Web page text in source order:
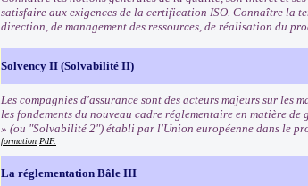
satisfaire aux exigences de la certification ISO. Connaître la
direction, de management des ressources, de réalisation du
Solvency II (Solvabilité II)
Les compagnies d'assurance sont des acteurs majeurs sur
les fondements du nouveau cadre réglementaire en matière
» (ou "Solvabilité 2") établi par l'Union européenne dans le
formation PdF.
La réglementation Bâle III